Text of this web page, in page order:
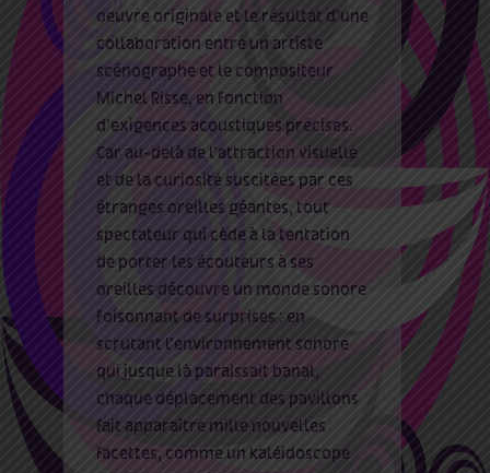
oeuvre originale et le résultat d’une
collaboration entre un artiste
scénographe et le compositeur
Michel Risse, en fonction
d’exigences acoustiques précises.
Car au-delà de l’attraction visuelle
et de la curiosité suscitées par ces
étranges oreilles géantes, tout
spectateur qui cède à la tentation
de porter les écouteurs à ses
oreilles découvre un monde sonore
foisonnant de surprises : en
scrutant l’environnement sonore
qui jusque là paraissait banal,
chaque déplacement des pavillons
fait apparaître mille nouvelles
facettes, comme un kaléidoscope